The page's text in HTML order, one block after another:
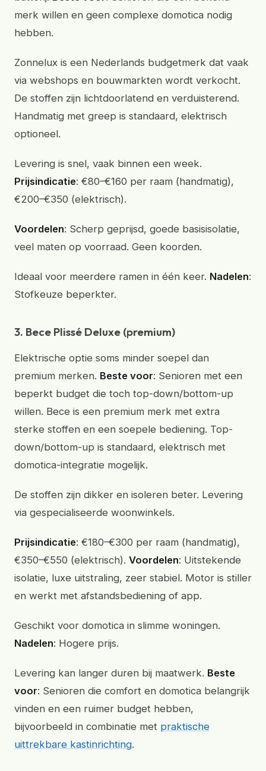
merk willen en geen complexe domotica nodig
hebben.
Zonnelux is een Nederlands budgetmerk dat vaak
via webshops en bouwmarkten wordt verkocht.
De stoffen zijn lichtdoorlatend en verduisterend.
Handmatig met greep is standaard, elektrisch
optioneel.
Levering is snel, vaak binnen een week.
Prijsindicatie: €80–€160 per raam (handmatig),
€200–€350 (elektrisch).
Voordelen: Scherp geprijsd, goede basisisolatie,
veel maten op voorraad. Geen koorden.
Ideaal voor meerdere ramen in één keer. Nadelen:
Stofkeuze beperkter.
3. Bece Plissé Deluxe (premium)
Elektrische optie soms minder soepel dan
premium merken. Beste voor: Senioren met een
beperkt budget die toch top-down/bottom-up
willen. Bece is een premium merk met extra
sterke stoffen en een soepele bediening. Top-
down/bottom-up is standaard, elektrisch met
domotica-integratie mogelijk.
De stoffen zijn dikker en isoleren beter. Levering
via gespecialiseerde woonwinkels.
Prijsindicatie: €180–€300 per raam (handmatig),
€350–€550 (elektrisch). Voordelen: Uitstekende
isolatie, luxe uitstraling, zeer stabiel. Motor is stiller
en werkt met afstandsbediening of app.
Geschikt voor domotica in slimme woningen.
Nadelen: Hogere prijs.
Levering kan langer duren bij maatwerk. Beste
voor: Senioren die comfort en domotica belangrijk
vinden en een ruimer budget hebben,
bijvoorbeeld in combinatie met praktische
uittrekbare kastinrichting.